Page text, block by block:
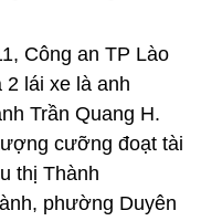
Công an TP Lào
lái xe là anh
Trần Quang H.
cưỡng đoạt tài
thị Thành
phường Duyên